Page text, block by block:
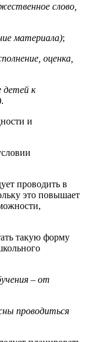
слово,
материала);
оценка,
детей к
.
и
проводить в
это повышает
такую форму
– от
проводиться